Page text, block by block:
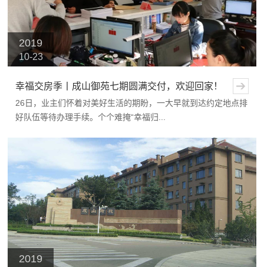
2019
10-23
幸福交房季丨成山御苑七期圆满交付，欢迎回家！
26日，业主们怀着对美好生活的期盼，一大早就到达约定地点排
好队伍等待办理手续。个个难掩“幸福归...
2019